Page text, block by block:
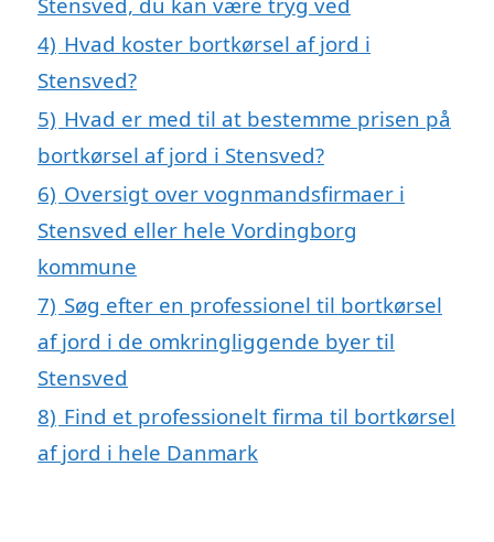
4) Hvad koster bortkørsel af jord i
Stensved?
5) Hvad er med til at bestemme prisen på
bortkørsel af jord i Stensved?
6) Oversigt over vognmandsfirmaer i
Stensved eller hele Vordingborg
kommune
7) Søg efter en professionel til bortkørsel
af jord i de omkringliggende byer til
Stensved
8) Find et professionelt firma til bortkørsel
af jord i hele Danmark